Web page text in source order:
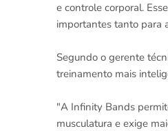
e controle corporal.
importantes tanto para
Segundo o gerente
treinamento mais
"A Infinity Bands
musculatura e exige